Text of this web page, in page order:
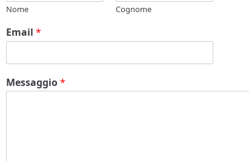
Nome Cognome
Email *
Messaggio*